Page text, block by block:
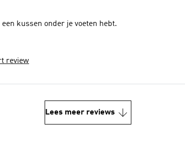
kussen onder je voeten hebt.
review
Lees meer reviews